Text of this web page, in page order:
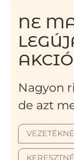
NE
Nagyon
de azt